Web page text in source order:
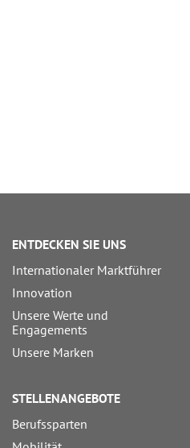
ENTDECKEN SIE UNS
Internationaler Marktführer
Innovation
Unsere Werte und
Engagements
Unsere Marken
STELLENANGEBOTE
Berufssparten